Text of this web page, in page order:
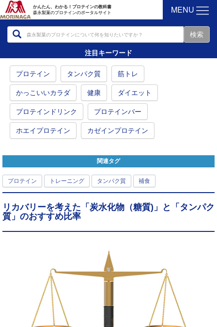
かんたん、わかる！プロテインの教科書
森永製菓のプロテインのポータルサイト
MENU
注目キーワード
プロテイン タンパク質 筋トレ
かっこいいカラダ 健康 ダイエット
プロテインドリンク プロテインバー
ホエイプロテイン カゼインプロテイン
関連タグ
プロテイン トレーニング タンパク質 補食
リカバリーを考えた「炭水化物（糖質)」と「タンパク
質」のおすすめ比率